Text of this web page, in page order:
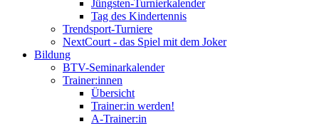
Jüngsten-Turnierkalender
Tag des Kindertennis
Trendsport-Turniere
NextCourt - das Spiel mit dem Joker
Bildung
BTV-Seminarkalender
Trainer:innen
Übersicht
Trainer:in werden!
A-Trainer:in